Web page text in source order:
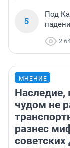
5
Под
2
МНЕНИЕ
Наследие,
чудом не
разнес
советских